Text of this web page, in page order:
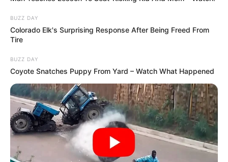
BUZZ DAY
Colorado Elk's Surprising Response After Being Freed From
Tire
BUZZ DAY
Coyote Snatches Puppy From Yard – Watch What Happened